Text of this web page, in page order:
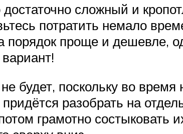
сложный и
потратить немало
проще и дешевле,
будет, поскольку во
разобрать на
грамотно состыковать